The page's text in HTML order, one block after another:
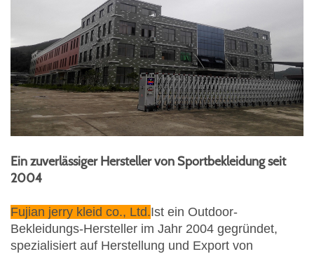
Ein zuverlässiger Hersteller von Sportbekleidung seit
2004
Fujian jerry kleid co., Ltd.Ist ein Outdoor-
Bekleidungs-Hersteller im Jahr 2004 gegründet,
spezialisiert auf Herstellung und Export von